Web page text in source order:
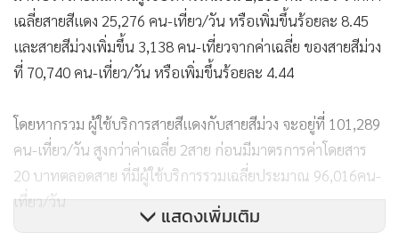
เฉลี่ยสายสีแดง 25,276 คน-เที่ยว/วัน หรือเพิ่มขึ้นร้อยละ 8.45
และสายสีม่วงเพิ่มขึ้น 3,138 คน-เที่ยวจากค่าเฉลี่ย ของสายสีม่วง
ที่ 70,740 คน-เที่ยว/วัน หรือเพิ่มขึ้นร้อยละ 4.44
โดยหากรวม ผู้ใช้บริการสายสีแดงกับสายสีม่วง จะอยู่ที่ 101,289
คน-เที่ยว/วัน สูงกว่าค่าเฉลี่ย 2สาย ก่อนมีมาตรการค่าโดยสาร
20 บาทตลอดสาย ที่มีผู้ใช้บริการรวมเฉลี่ยประมาณ 96,016คน-
เที่ยว/วัน
แสดงเพิ่มเติม